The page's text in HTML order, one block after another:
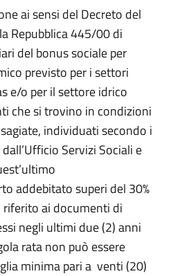
ai sensi del Decreto del
Repubblica 445/00 di
del bonus sociale per
previsto per i settori
e/o per il settore idrico
che si trovino in condizioni
individuati secondo i
Servizi Sociali e
addebitato superi del 30%
ai documenti di
negli ultimi due (2) anni
rata non può essere
minima pari a venti (20)